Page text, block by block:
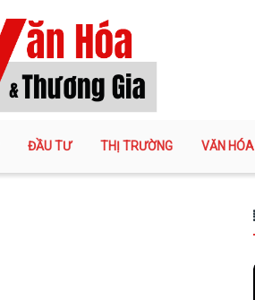
ĐẦU TƯ THỊ TRƯỜNG VĂN HÓA